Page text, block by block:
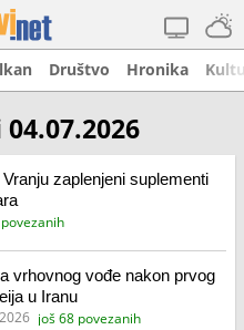
Društvo Hronika
zaplenjeni suplementi
vrhovnog vođe nakon prvog
u Iranu
još 68 povezanih